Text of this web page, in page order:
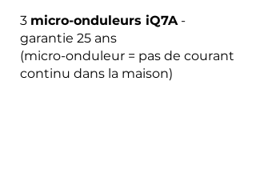
3 micro-onduleurs iQ7A-
garantie 25 ans
(micro-onduleur = pas de courant
continu dans la maison)